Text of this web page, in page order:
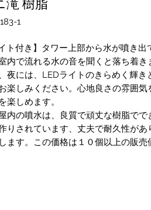
1
ト付き】タワー上部から水が噴き
内で流れる水の音を聞くと落ち着
夜には、LEDライトのきらめく輝き
楽しみください。心地良さの雰囲
楽しめます。
内の噴水は、良質で頑丈な樹脂で
りされています、丈夫で耐久性があ
ます。この価格は１０個以上の販売